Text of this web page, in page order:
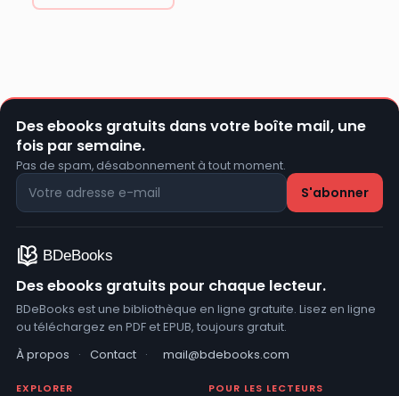
Des ebooks gratuits dans votre boîte mail, une
fois par semaine.
Pas de spam, désabonnement à tout moment.
Des ebooks gratuits pour chaque lecteur.
BDeBooks est une bibliothèque en ligne gratuite. Lisez en ligne
ou téléchargez en PDF et EPUB, toujours gratuit.
À propos
· Contact · mail@bdebooks.com
EXPLORER POUR LES LECTEURS